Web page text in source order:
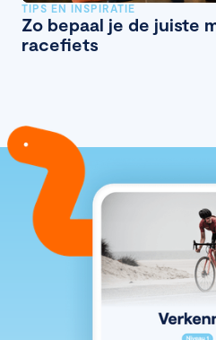
TIPS EN INSPIRATIE
Zo bepaal je de juiste
racefiets